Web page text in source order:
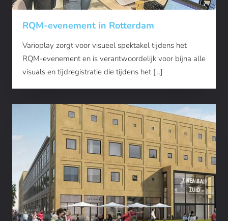
RQM-evenement in Rotterdam
Varioplay zorgt voor visueel spektakel tijdens het
RQM-evenement en is verantwoordelijk voor bijna alle
visuals en tijdregistratie die tijdens het […]